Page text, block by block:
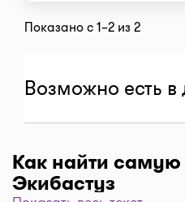
Показано с 1–2 из 2
Возможно есть в
Аптека
Как найти самую
Экибастуз